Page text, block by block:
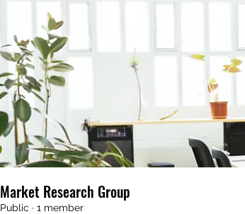
Market Research Group
Public · 1 member